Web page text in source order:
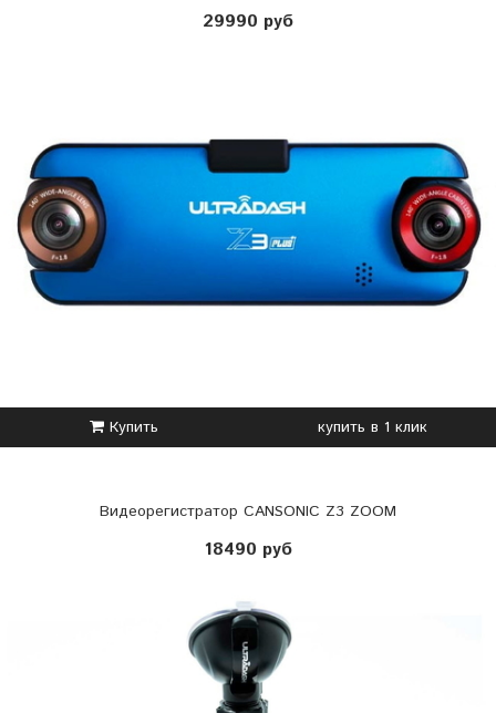
29990 руб
Купить купить в 1 клик
Видеорегистратор CANSONIC Z3 ZOOM
18490 руб